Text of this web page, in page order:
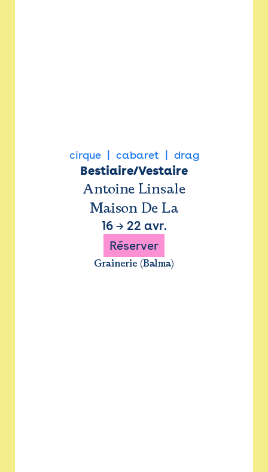
cirque cabaret drag
Bestiaire/Vestaire
Antoine Linsale
Maison De La
16→ 22 avr.
Réserver
Grainerie (Balma)